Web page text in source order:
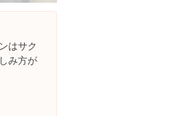
はサク
み方が